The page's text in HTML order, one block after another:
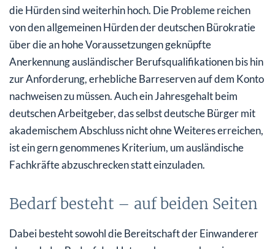
die Hürden sind weiterhin hoch. Die Probleme reichen
von den allgemeinen Hürden der deutschen Bürokratie
über die an hohe Voraussetzungen geknüpfte
Anerkennung ausländischer Berufsqualifikationen bis hin
zur Anforderung, erhebliche Barreserven auf dem Konto
nachweisen zu müssen. Auch ein Jahresgehalt beim
deutschen Arbeitgeber, das selbst deutsche Bürger mit
akademischem Abschluss nicht ohne Weiteres erreichen,
ist ein gern genommenes Kriterium, um ausländische
Fachkräfte abzuschrecken statt einzuladen.
Bedarf besteht – auf beiden Seiten
Dabei besteht sowohl die Bereitschaft der Einwanderer